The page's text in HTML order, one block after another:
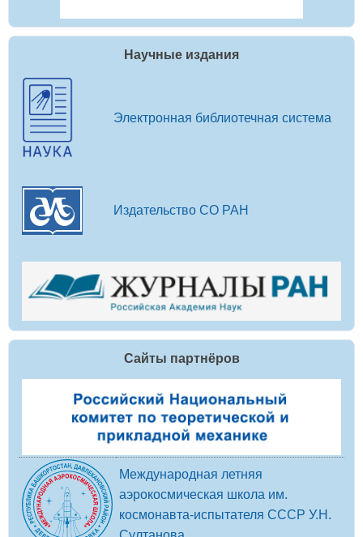
Научные издания
Электронная библиотечная система
Издательство СО РАН
Сайты партнёров
Международная летняя
аэрокосмическая школа им.
космонавта-испытателя СССР У.Н.